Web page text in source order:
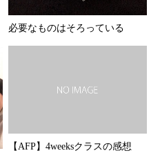
必要なものはそろっている
【AFP】4weeksクラスの感想